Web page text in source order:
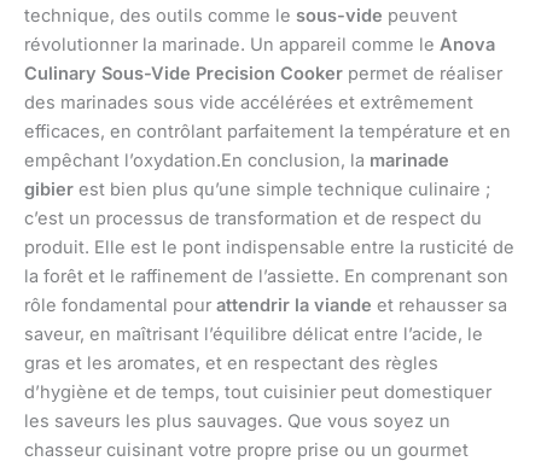
technique, des outils comme le sous-vide peuvent
révolutionner la marinade. Un appareil comme le Anova
Culinary Sous-Vide Precision Cooker permet de réaliser
des marinades sous vide accélérées et extrêmement
efficaces, en contrôlant parfaitement la température et en
empêchant l’oxydation.En conclusion, la marinade
gibier est bien plus qu’une simple technique culinaire ;
c’est un processus de transformation et de respect du
produit. Elle est le pont indispensable entre la rusticité de
la forêt et le raffinement de l’assiette. En comprenant son
rôle fondamental pour attendrir la viande et rehausser sa
saveur, en maîtrisant l’équilibre délicat entre l’acide, le
gras et les aromates, et en respectant des règles
d’hygiène et de temps, tout cuisinier peut domestiquer
les saveurs les plus sauvages. Que vous soyez un
chasseur cuisinant votre propre prise ou un gourmet